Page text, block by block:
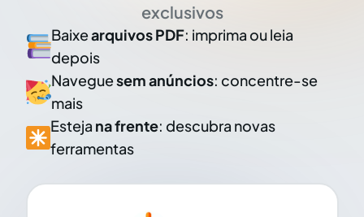
exclusivos
Baixearquivos PDF: imprima ou leia
depois
Naveguesem anúncios: concentre-se
mais
Esteja na frente: descubra novas
ferramentas